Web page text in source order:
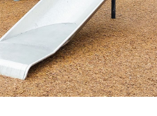
SPIDER GRUP - SGM